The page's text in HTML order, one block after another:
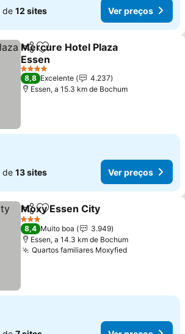
de 12 sites Ver preços
PartilharAdicionar aos favoritos
Mercure Hotel Plaza
Essen
4 Estrelas
8,8 Excelente
4.237
Essen, a 15.3 km de Bochum
de 13 sites Ver preços
PartilharAdicionar aos favoritos
Moxy Essen City
3 Estrelas
8,4 Muito boa
3.949
Essen, a 14.3 km de Bochum
Quartos familiares Moxyfied